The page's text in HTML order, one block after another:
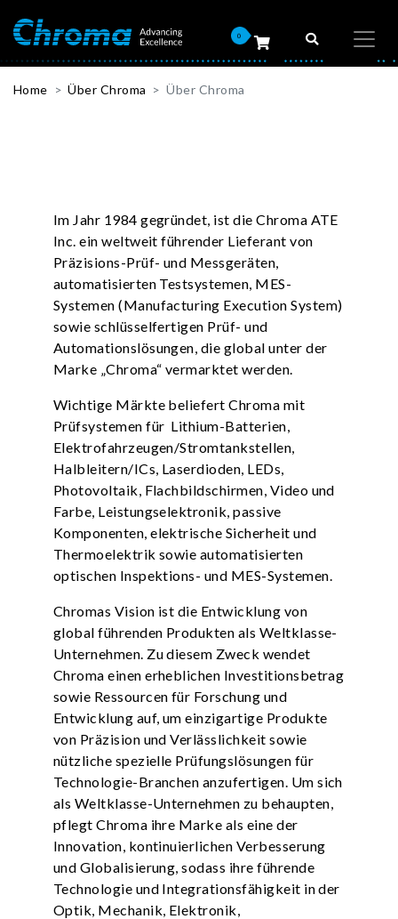
0
Home Über Chroma Über Chroma
Im Jahr 1984 gegründet, ist die Chroma ATE
Inc. ein weltweit führender Lieferant von
Präzisions-Prüf- und Messgeräten,
automatisierten Testsystemen, MES-
Systemen (Manufacturing Execution System)
sowie schlüsselfertigen Prüf- und
Automationslösungen, die global unter der
Marke „Chroma“ vermarktet werden.
Wichtige Märkte beliefert Chroma mit
Prüfsystemen für Lithium-Batterien,
Elektrofahrzeugen/Stromtankstellen,
Halbleitern/ICs, Laserdioden, LEDs,
Photovoltaik, Flachbildschirmen, Video und
Farbe, Leistungselektronik, passive
Komponenten, elektrische Sicherheit und
Thermoelektrik sowie automatisierten
optischen Inspektions- und MES-Systemen.
Chromas Vision ist die Entwicklung von
global führenden Produkten als Weltklasse-
Unternehmen. Zu diesem Zweck wendet
Chroma einen erheblichen Investitionsbetrag
sowie Ressourcen für Forschung und
Entwicklung auf, um einzigartige Produkte
von Präzision und Verlässlichkeit sowie
nützliche spezielle Prüfungslösungen für
Technologie-Branchen anzufertigen. Um sich
als Weltklasse-Unternehmen zu behaupten,
pflegt Chroma ihre Marke als eine der
Innovation, kontinuierlichen Verbesserung
und Globalisierung, sodass ihre führende
Technologie und Integrationsfähigkeit in der
Optik, Mechanik, Elektronik,